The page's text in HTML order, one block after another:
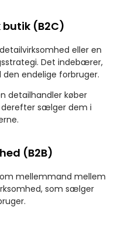
(B2C)
eller en
Det indebærer,
endelige forbruger.
detailhandler køber
derefter sælger dem i
(B2B)
mellemmand mellem
som sælger